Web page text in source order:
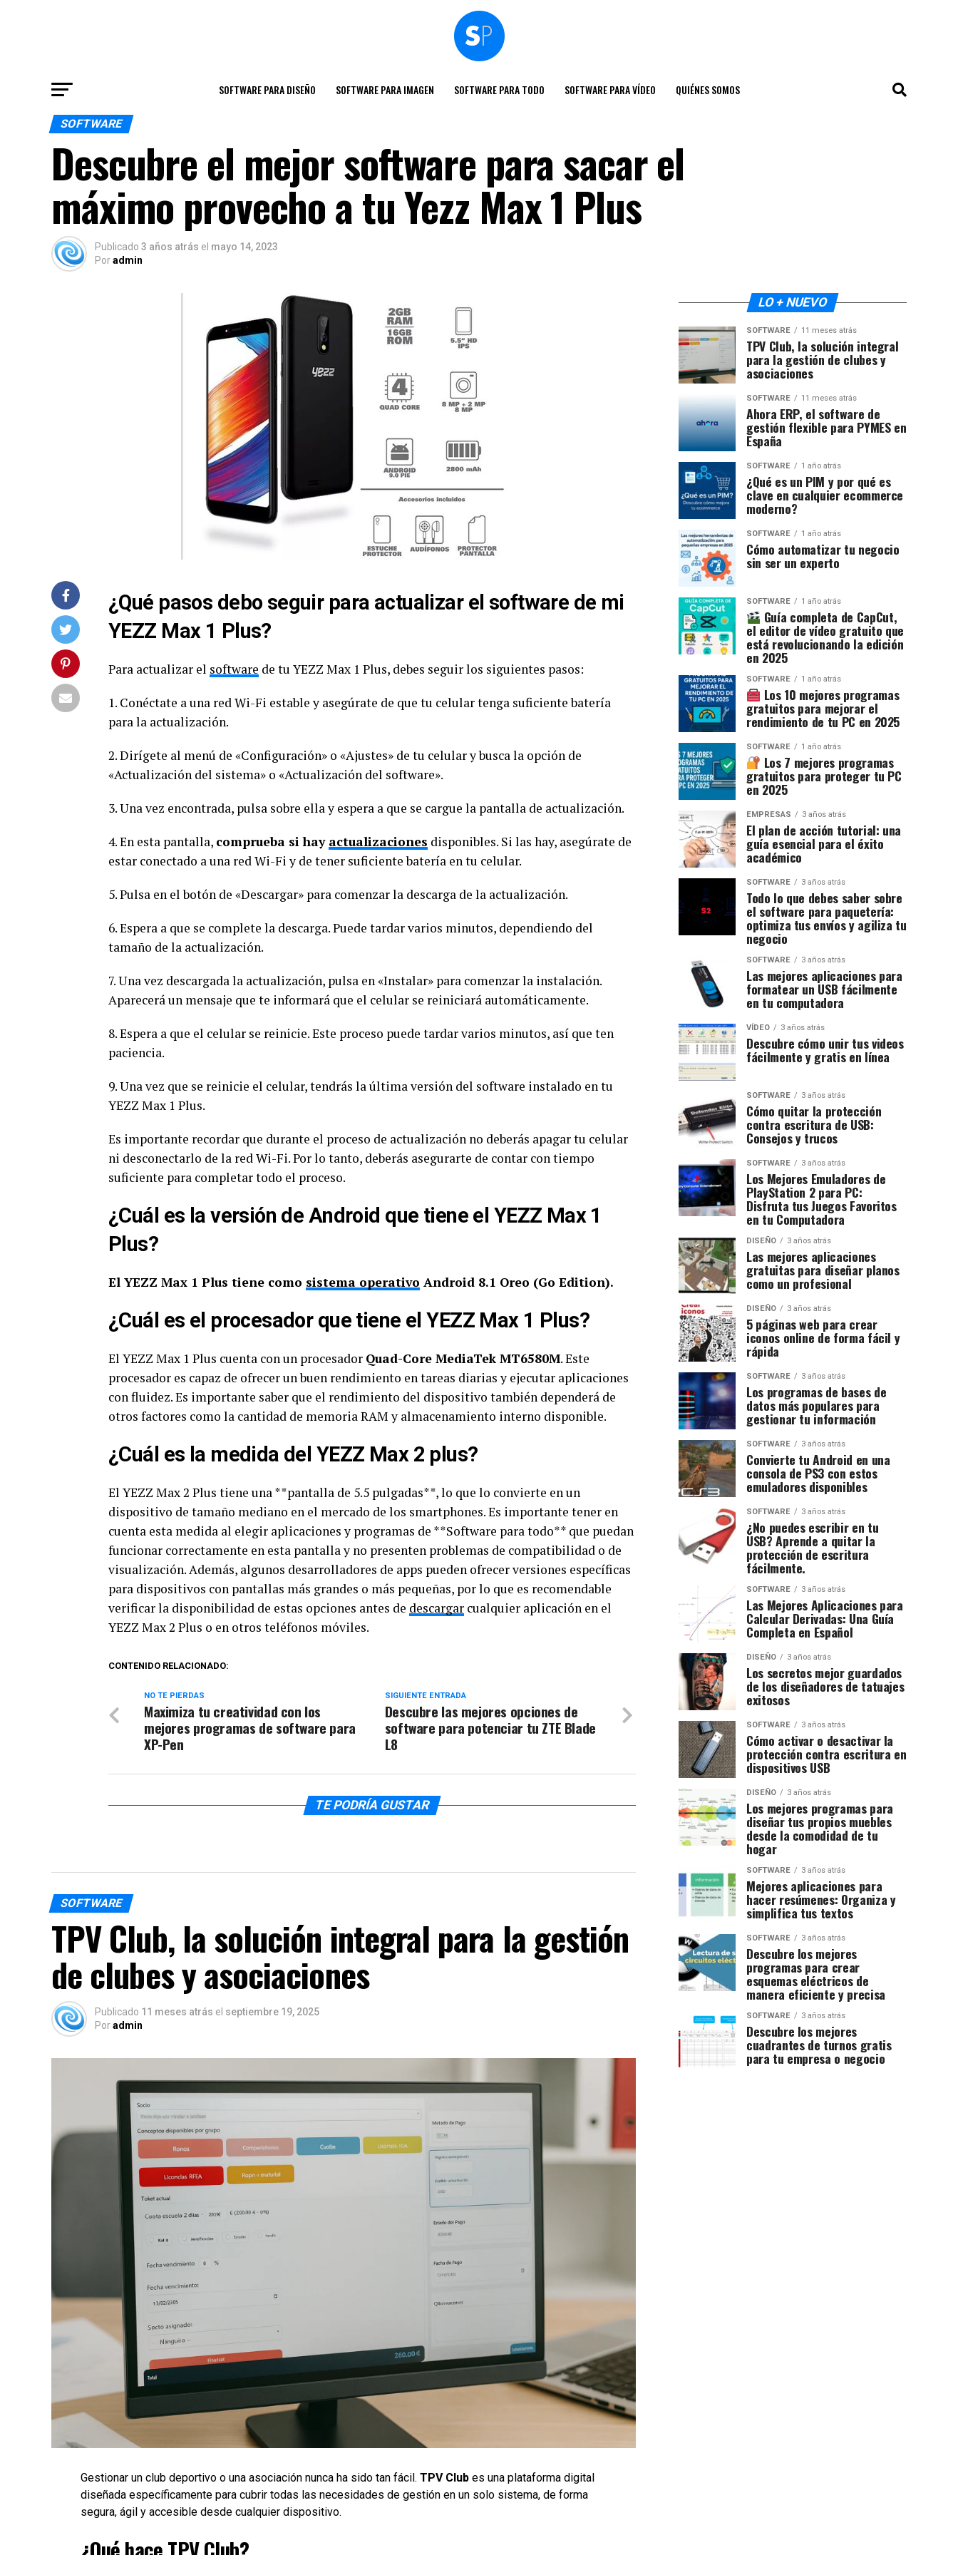
SOFTWARE PARA DISEÑO SOFTWARE PARA IMAGEN SOFTWARE PARA TODO SOFTWARE PARA VÍDEO QUIÉNES SOMOS
SOFTWARE
Descubre el mejor software para sacar el
máximo provecho a tu Yezz Max 1 Plus
Publicado 3 años atrás el mayo 14, 2023
Poradmin
¿Qué pasos debo seguir para actualizar el software de mi
YEZZ Max 1 Plus?
Para actualizar el software de tu YEZZ Max 1 Plus, debes seguir los siguientes pasos:
1. Conéctate a una red Wi-Fi estable y asegúrate de que tu celular tenga suficiente batería
para la actualización.
2. Dirígete al menú de «Configuración» o «Ajustes» de tu celular y busca la opción de
«Actualización del sistema» o «Actualización del software».
3. Una vez encontrada, pulsa sobre ella y espera a que se cargue la pantalla de actualización.
4. En esta pantalla, comprueba si hay actualizaciones disponibles. Si las hay, asegúrate de
estar conectado a una red Wi-Fi y de tener suficiente batería en tu celular.
5. Pulsa en el botón de «Descargar» para comenzar la descarga de la actualización.
6. Espera a que se complete la descarga. Puede tardar varios minutos, dependiendo del
tamaño de la actualización.
7. Una vez descargada la actualización, pulsa en «Instalar» para comenzar la instalación.
Aparecerá un mensaje que te informará que el celular se reiniciará automáticamente.
8. Espera a que el celular se reinicie. Este proceso puede tardar varios minutos, así que ten
paciencia.
9. Una vez que se reinicie el celular, tendrás la última versión del software instalado en tu
YEZZ Max 1 Plus.
Es importante recordar que durante el proceso de actualización no deberás apagar tu celular
ni desconectarlo de la red Wi-Fi. Por lo tanto, deberás asegurarte de contar con tiempo
suficiente para completar todo el proceso.
¿Cuál es la versión de Android que tiene el YEZZ Max 1
Plus?
El YEZZ Max 1 Plus tiene como sistema operativo Android 8.1 Oreo (Go Edition).
¿Cuál es el procesador que tiene el YEZZ Max 1 Plus?
El YEZZ Max 1 Plus cuenta con un procesador Quad-Core MediaTek MT6580M. Este
procesador es capaz de ofrecer un buen rendimiento en tareas diarias y ejecutar aplicaciones
con fluidez. Es importante saber que el rendimiento del dispositivo también dependerá de
otros factores como la cantidad de memoria RAM y almacenamiento interno disponible.
¿Cuál es la medida del YEZZ Max 2 plus?
El YEZZ Max 2 Plus tiene una **pantalla de 5.5 pulgadas**, lo que lo convierte en un
dispositivo de tamaño mediano en el mercado de los smartphones. Es importante tener en
cuenta esta medida al elegir aplicaciones y programas de **Software para todo** que puedan
funcionar correctamente en esta pantalla y no presenten problemas de compatibilidad o de
visualización. Además, algunos desarrolladores de apps pueden ofrecer versiones específicas
para dispositivos con pantallas más grandes o más pequeñas, por lo que es recomendable
verificar la disponibilidad de estas opciones antes de descargar cualquier aplicación en el
YEZZ Max 2 Plus o en otros teléfonos móviles.
CONTENIDO RELACIONADO:
SIGUIENTE ENTRADA
Descubre las mejores opciones de
software para potenciar tu ZTE Blade
L8
NO TE PIERDAS
Maximiza tu creatividad con los
mejores programas de software para
XP-Pen
TE PODRÍA GUSTAR
SOFTWARE
TPV Club, la solución integral para la gestión
de clubes y asociaciones
Publicado 11 meses atrás el septiembre 19, 2025
Poradmin
Gestionar un club deportivo o una asociación nunca ha sido tan fácil. TPV Club es una plataforma digital
diseñada específicamente para cubrir todas las necesidades de gestión en un solo sistema, de forma
segura, ágil y accesible desde cualquier dispositivo.
LO + NUEVO
SOFTWARE 11 meses atrás
TPV Club, la solución integral
para la gestión de clubes y
asociaciones
SOFTWARE 11 meses atrás
Ahora ERP, el software de
gestión flexible para PYMES en
España
SOFTWARE 1 año atrás
¿Qué es un PIM y por qué es
clave en cualquier ecommerce
moderno?
SOFTWARE 1 año atrás
Cómo automatizar tu negocio
sin ser un experto
SOFTWARE 1 año atrás
Guía completa de CapCut,
el editor de vídeo gratuito que
está revolucionando la edición
en 2025
SOFTWARE 1 año atrás
Los 10 mejores programas
gratuitos para mejorar el
rendimiento de tu PC en 2025
SOFTWARE 1 año atrás
Los 7 mejores programas
gratuitos para proteger tu PC
en 2025
EMPRESAS 3 años atrás
El plan de acción tutorial: una
guía esencial para el éxito
académico
SOFTWARE 3 años atrás
Todo lo que debes saber sobre
el software para paquetería:
optimiza tus envíos y agiliza tu
negocio
SOFTWARE 3 años atrás
Las mejores aplicaciones para
formatear un USB fácilmente
en tu computadora
VÍDEO 3 años atrás
Descubre cómo unir tus videos
fácilmente y gratis en línea
SOFTWARE 3 años atrás
Cómo quitar la protección
contra escritura de USB:
Consejos y trucos
SOFTWARE 3 años atrás
Los Mejores Emuladores de
PlayStation 2 para PC:
Disfruta tus Juegos Favoritos
en tu Computadora
DISEÑO 3 años atrás
Las mejores aplicaciones
gratuitas para diseñar planos
como un profesional
DISEÑO 3 años atrás
5 páginas web para crear
iconos online de forma fácil y
rápida
SOFTWARE 3 años atrás
Los programas de bases de
datos más populares para
gestionar tu información
SOFTWARE 3 años atrás
Convierte tu Android en una
consola de PS3 con estos
emuladores disponibles
SOFTWARE 3 años atrás
¿No puedes escribir en tu
USB? Aprende a quitar la
protección de escritura
fácilmente.
SOFTWARE 3 años atrás
Las Mejores Aplicaciones para
Calcular Derivadas: Una Guía
Completa en Español
DISEÑO 3 años atrás
Los secretos mejor guardados
de los diseñadores de tatuajes
exitosos
SOFTWARE 3 años atrás
Cómo activar o desactivar la
protección contra escritura en
dispositivos USB
DISEÑO 3 años atrás
Los mejores programas para
diseñar tus propios muebles
desde la comodidad de tu
hogar
SOFTWARE 3 años atrás
Mejores aplicaciones para
hacer resúmenes: Organiza y
simplifica tus textos
SOFTWARE 3 años atrás
Descubre los mejores
programas para crear
esquemas eléctricos de
manera eficiente y precisa
SOFTWARE 3 años atrás
Descubre los mejores
cuadrantes de turnos gratis
para tu empresa o negocio